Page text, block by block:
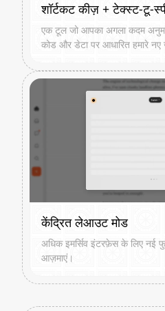
शॉर्टकट कीज़ + टेक्स्ट-टू-
एक टूल जो आपका अगला कदम
कोड और डेटा पर आधारित हमारे नए
केंद्रित लेआउट मोड
अधिक इमर्सिव इंटरफ़ेस के लिए नई
आज़माएं।